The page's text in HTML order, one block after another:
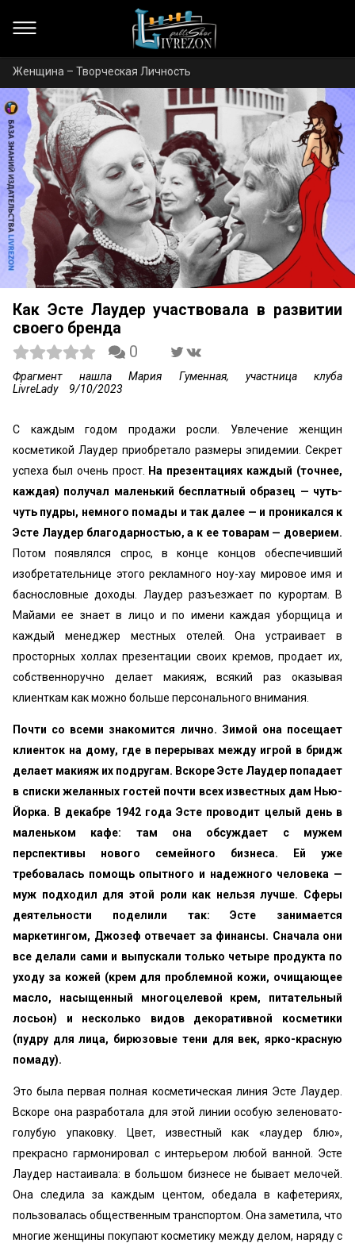
Женщина – Творческая Личность
Как Эсте Лаудер участвовала в развитии
своего бренда
0
Фрагмент нашла Мария Гуменная, участница клуба
LivreLady
9/10/2023
С каждым годом продажи росли. Увлечение женщин
косметикой Лаудер приобретало размеры эпидемии. Секрет
успеха был очень прост.
На презентациях каждый (точнее,
каждая) по­лучал маленький бесплатный образец — чуть-
чуть пудры, не­много помады и так далее — и проникался к
Эсте Лаудер благо­дарностью, а к ее товарам — доверием.
Потом появлялся спрос, в конце концов обеспечивший
изобретательнице этого рекламного ноу-хау мировое имя и
баснословные доходы. Лаудер разъезжает по курортам. В
Майами ее знает в лицо и по имени каждая уборщица и
каждый менеджер местных отелей. Она устраивает в
просторных холлах презентации своих кремов, продает их,
собственноручно делает макияж, всякий раз оказывая
клиенткам как можно больше персонального внимания.
Почти со всеми знакомится лично. Зимой она посещает
клиен­ток на дому, где в перерывах между игрой в бридж
делает макияж их подругам. Вскоре Эсте Лаудер попадает
в списки желанных гостей почти всех известных дам Нью-
Йорка. В декабре 1942 года Эсте проводит целый день в
маленьком кафе: там она обсуждает с мужем
перспективы нового семейного бизнеса. Ей уже
требовалась помощь опытного и надежного человека —
муж подходил для этой роли как нельзя лучше. Сферы
деятельности поделили так: Эсте занимается
маркетингом, Джозеф отвечает за финансы. Сначала они
все делали сами и выпускали только четыре продукта по
уходу за кожей (крем для проблемной кожи, очищающее
масло, насыщенный многоце­левой крем, питательный
лосьон) и несколько видов декоратив­ной косметики
(пудру для лица, бирюзовые тени для век, ярко-красную
помаду).
Это была первая полная косметическая линия Эсте Лаудер.
Вскоре она разработала для этой линии особую зеленовато-
голубую упаковку. Цвет, известный как «лаудер блю»,
прекрасно гармонировал с интерьером любой ванной. Эсте
Лаудер настаивала: в большом бизнесе не бывает мелочей.
Она следила за каждым центом, обедала в кафетериях,
пользовалась общественным транспортом. Она заметила, что
многие женщины покупают косметику между делом, наряду с